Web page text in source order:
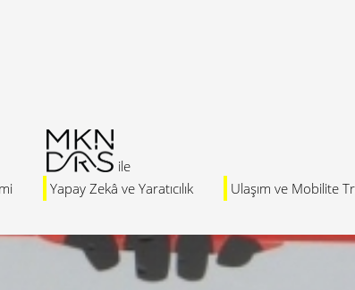
Yapay Zekâ ve Yaratıcılık Ulaşım ve Mobilite